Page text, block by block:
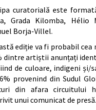
curatorială este
Grada Kilomba, Hélio
Borja-Villel.
ediție va fi probabil cea
dintre artiștii anunțați
de culoare, indigeni și/
provenind din Sudul
din afara circuitului
unui comunicat de presă.